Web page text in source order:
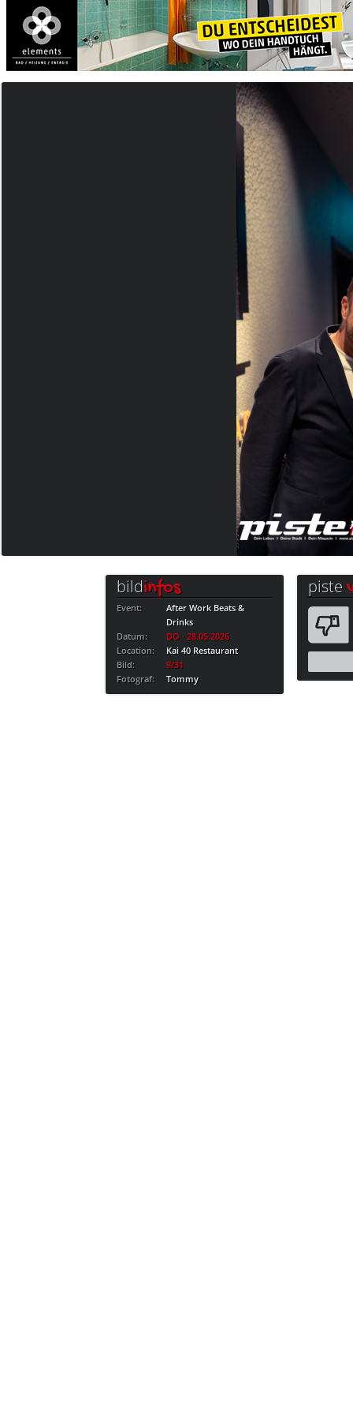
bildinfos
Event:
After Work Beats &
Drinks
Datum:
DO · 28.05.2026
Location:
Kai 40 Restaurant
Bild:
9/31
Fotograf:
Tommy
piste